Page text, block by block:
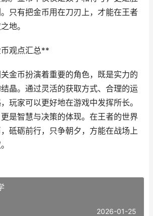
只有把金币用在刀刃上，才能在王者
地。
观点汇总**
金币扮演着重要的角色，既是实力的
晶。通过灵活的获取方式、合理的运
玩家可以更好地在游戏中发挥所长。
是智慧与决策的体现。在王者的世界
砥砺前行，只争朝夕，方能在战场上
2026-01-25